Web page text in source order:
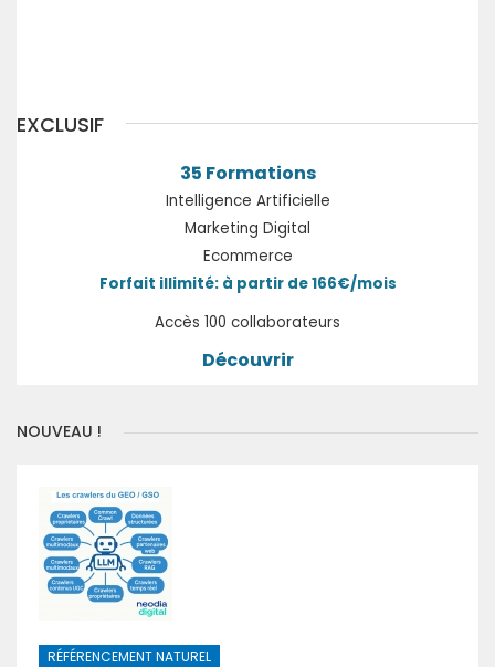
EXCLUSIF
35 Formations
Intelligence Artificielle
Marketing Digital
Ecommerce
Forfait illimité: à partir de 166€/mois
Accès 100 collaborateurs
Découvrir
NOUVEAU !
RÉFÉRENCEMENT NATUREL